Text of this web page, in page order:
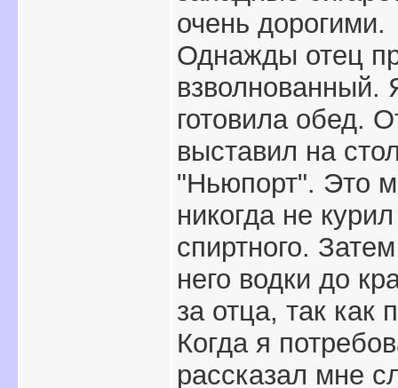
очень дорогими.
Однажды отец
взволнованный.
готовила обед.
выставил на
"Ньюпорт". Это
никогда не
спиртного.
него водки до
за отца, так как
Когда я
рассказал мне